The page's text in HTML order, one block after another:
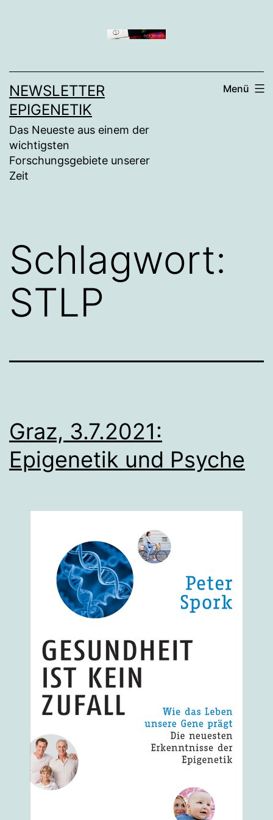
NEWSLETTER
EPIGENETIK
Das Neueste aus einem der
wichtigsten
Forschungsgebiete unserer
Zeit
Menü
Schlagwort:
STLP
Graz, 3.7.2021:
Epigenetik und Psyche